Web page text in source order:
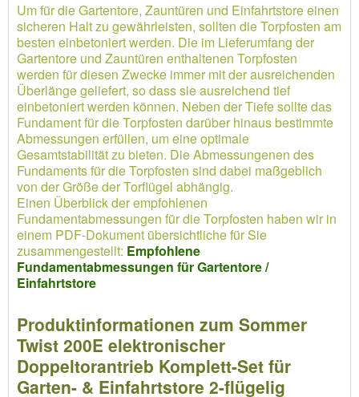
Um für die Gartentore, Zauntüren und Einfahrtstore einen
sicheren Halt zu gewährleisten, sollten die Torpfosten am
besten einbetoniert werden. Die im Lieferumfang der
Gartentore und Zauntüren enthaltenen Torpfosten
werden für diesen Zwecke immer mit der ausreichenden
Überlänge geliefert, so dass sie ausreichend tief
einbetoniert werden können. Neben der Tiefe sollte das
Fundament für die Torpfosten darüber hinaus bestimmte
Abmessungen erfüllen, um eine optimale
Gesamtstabilität zu bieten. Die Abmessungenen des
Fundaments für die Torpfosten sind dabei maßgeblich
von der Größe der Torflügel abhängig.
Einen Überblick der empfohlenen
Fundamentabmessungen für die Torpfosten haben wir in
einem PDF-Dokument übersichtliche für Sie
zusammengestellt: Empfohlene
Fundamentabmessungen für Gartentore /
Einfahrtstore
Produktinformationen zum Sommer
Twist 200E elektronischer
Doppeltorantrieb Komplett-Set für
Garten- & Einfahrtstore 2-flügelig